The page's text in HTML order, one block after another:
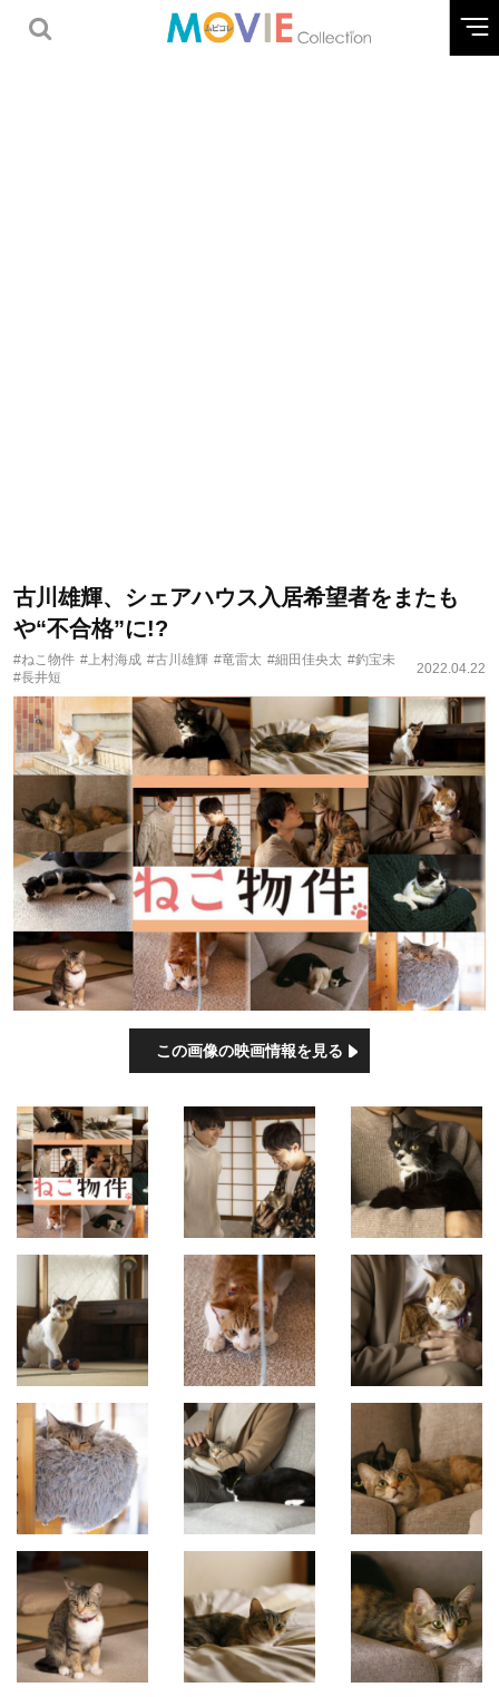
古川雄輝、シェアハウス入居希望者をまたも
や“不合格”に!?
#ねこ物件 #上村海成 #古川雄輝 #竜雷太 #細田佳央太 #釣宝未
#長井短
2022.04.22
この画像の映画情報を見る